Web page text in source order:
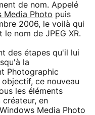
de nom. Appelé
Media Photo puis
2006, le voilà qui
nom de JPEG XR.
des étapes qu'il lui
la
Photographic
ce nouveau
les éléments
en
Media Photo